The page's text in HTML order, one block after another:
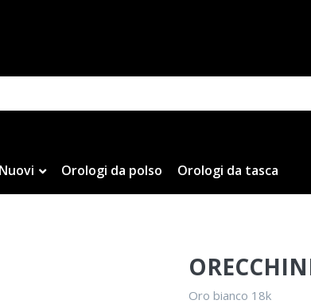
Orologi da polso Orologi da tasca
Oro bianco 18k